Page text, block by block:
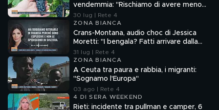
vendemmia: "Rischiamo di avere meno
vino"
30 lug | Rete 4
ZONA BIANCA
Crans-Montana, audio choc di Jessica
Moretti: "I bengala? Fatti arrivare dalla
Francia"
31 lug | Rete 4
ZONA BIANCA
A Ceuta tra paura e rabbia, i migranti:
"Sognamo l'Europa"
03 ago | Rete 4
4 DI SERA WEEKEND
Rieti: incidente tra pullman e camper, 6